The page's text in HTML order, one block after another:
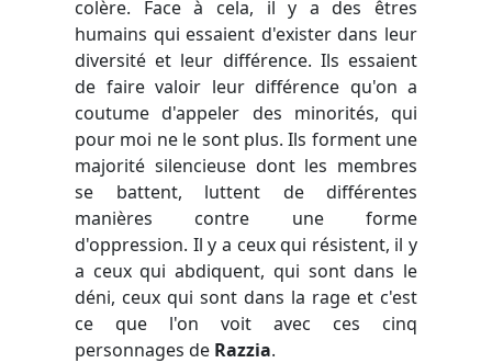
colère. Face à cela, il y a des êtres
humains qui essaient d'exister dans leur
diversité et leur différence. Ils essaient
de faire valoir leur différence qu'on a
coutume d'appeler des minorités, qui
pour moi ne le sont plus. Ils forment une
majorité silencieuse dont les membres
se battent, luttent de différentes
manières contre une forme
d'oppression. Il y a ceux qui résistent, il y
a ceux qui abdiquent, qui sont dans le
déni, ceux qui sont dans la rage et c'est
ce que l'on voit avec ces cinq
personnages de Razzia.